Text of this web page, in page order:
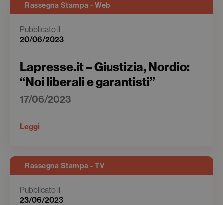
Rassegna Stampa - Web
Pubblicato il
20/06/2023
Lapresse.it – Giustizia, Nordio:
“Noi liberali e garantisti”
17/06/2023
Leggi
Rassegna Stampa - TV
Pubblicato il
23/06/2023